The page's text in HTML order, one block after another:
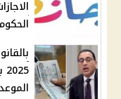
الموعد